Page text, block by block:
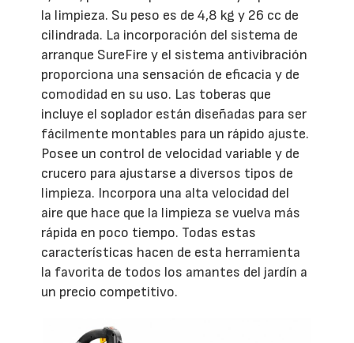
la limpieza. Su peso es de 4,8 kg y 26 cc de
cilindrada. La incorporación del sistema de
arranque SureFire y el sistema antivibración
proporciona una sensación de eficacia y de
comodidad en su uso. Las toberas que
incluye el soplador están diseñadas para ser
fácilmente montables para un rápido ajuste.
Posee un control de velocidad variable y de
crucero para ajustarse a diversos tipos de
limpieza. Incorpora una alta velocidad del
aire que hace que la limpieza se vuelva más
rápida en poco tiempo. Todas estas
características hacen de esta herramienta
la favorita de todos los amantes del jardín a
un precio competitivo.